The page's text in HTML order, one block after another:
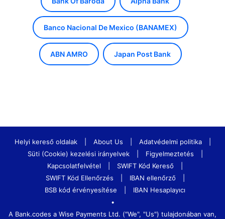
Banco Nacional De Mexico (BANAMEX)
ABN AMRO Japan Post Bank
Helyi kereső oldalak About Us Adatvédelmi politika
Süti (Cookie) kezelési irányelvek
Figyelmeztetés
Kapcsolatfelvétel
SWIFT Kód Kereső
SWIFT Kód Ellenőrzés
IBAN ellenőrző
BSB kód érvényesítése
IBAN Hesaplayıcı
•
A Bank.codes a Wise Payments Ltd. ("We", "Us") tulajdonában van,